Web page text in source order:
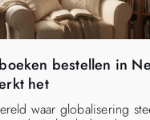
bestellen in
het
waar globalisering